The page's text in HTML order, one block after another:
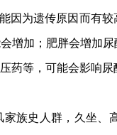
因为遗传原因而有
增加；肥胖会增加
药等，可能会影响尿
家族史人群，久坐